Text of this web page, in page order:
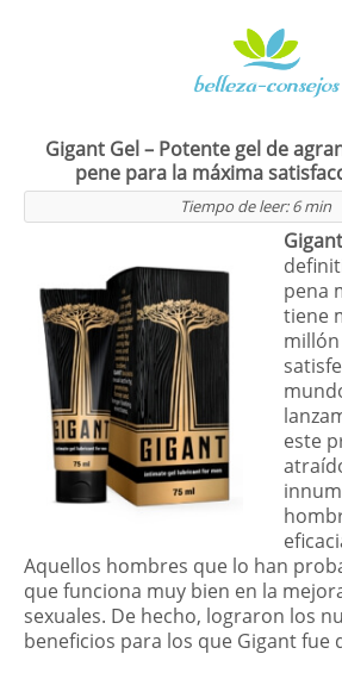
Gigant Gel – Potente gel de
pene para la máxima
Tiempo de leer:6 min
pena
tiene
este
Aquellos hombres que lo han
que funciona muy bien en la
sexuales. De hecho, lograron los
beneficios para los que Gigant fue